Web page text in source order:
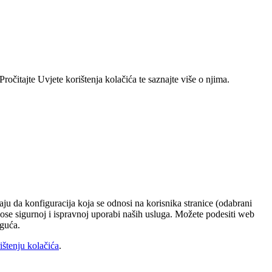
Uvjete korištenja kolačića te saznajte više o njima.
da konfiguracija koja se odnosi na korisnika stranice (odabrani
sigurnoj i ispravnoj uporabi naših usluga. Možete podesiti web
kolačića.